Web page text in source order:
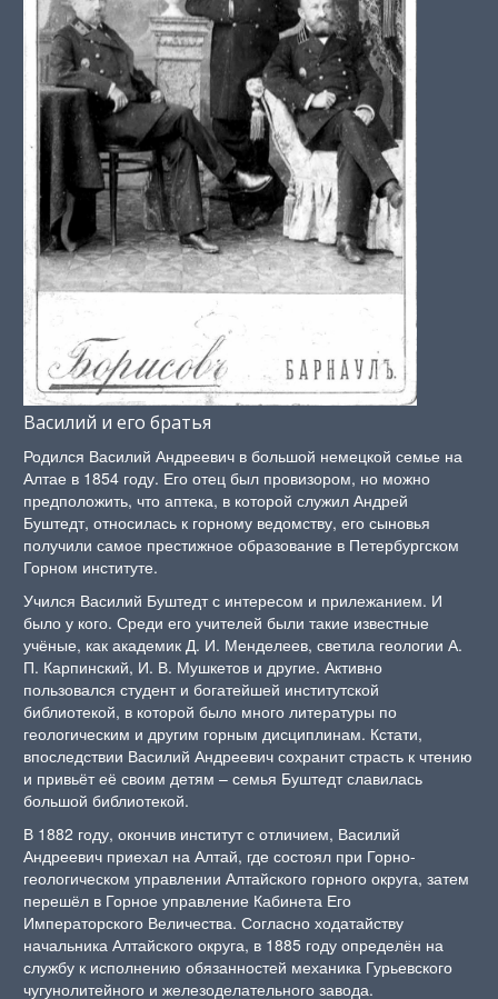
Василий и его братья
Родился Василий Андреевич в большой немецкой семье на
Алтае в 1854 году. Его отец был провизором, но можно
предположить, что аптека, в которой служил Андрей
Буштедт, относилась к горному ведомству, его сыновья
получили самое престижное образование в Петербургском
Горном институте.
Учился Василий Буштедт с интересом и прилежанием. И
было у кого. Среди его учителей были такие известные
учёные, как академик Д. И. Менделеев, светила геологии А.
П. Карпинский, И. В. Мушкетов и другие. Активно
пользовался студент и богатейшей институтской
библиотекой, в которой было много литературы по
геологическим и другим горным дисциплинам. Кстати,
впоследствии Василий Андреевич сохранит страсть к чтению
и привьёт её своим детям – семья Буштедт славилась
большой библиотекой.
В 1882 году, окончив институт с отличием, Василий
Андреевич приехал на Алтай, где состоял при Горно-
геологическом управлении Алтайского горного округа, затем
перешёл в Горное управление Кабинета Его
Императорского Величества. Согласно ходатайству
начальника Алтайского округа, в 1885 году определён на
службу к исполнению обязанностей механика Гурьевского
чугунолитейного и железоделательного завода.